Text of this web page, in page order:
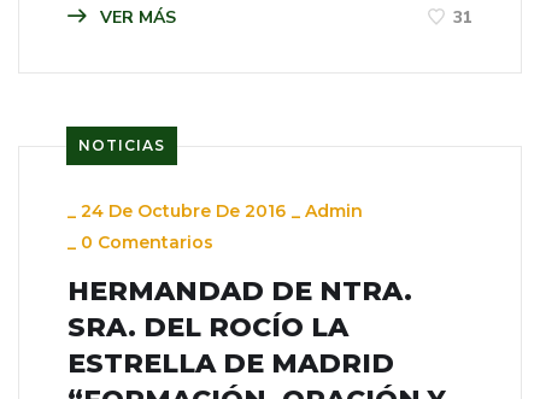
VER MÁS 31
NOTICIAS
_ 24 De Octubre De 2016 _ Admin
_ 0 Comentarios
HERMANDAD DE NTRA.
SRA. DEL ROCÍO LA
ESTRELLA DE MADRID